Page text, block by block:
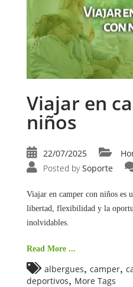
Viajar en
niños
22/07/2025
Posted by Soporte
Viajar en camper con niños es
libertad, flexibilidad y la
inolvidables.
Read More ...
albergues camper
deportivos
More Tags